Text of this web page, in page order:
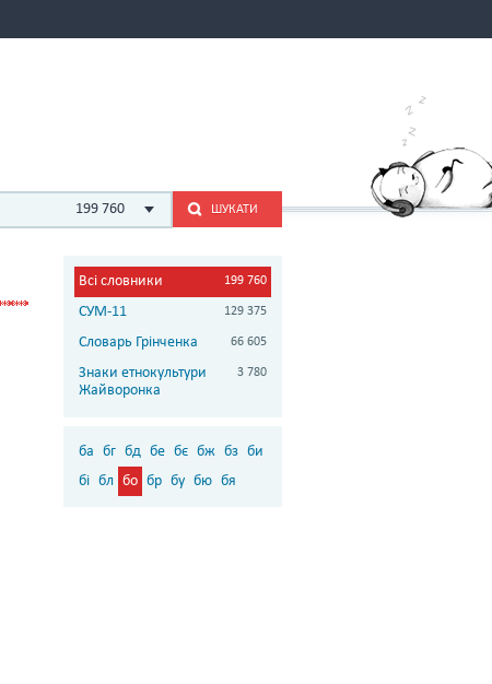
199 760 ШУКАТИ
Всі словники 199 760
СУМ-11 129 375
Словарь Грінченка 66 605
Знаки етнокультури
Жайворонка
3 780
ба бг бд бе бє бж бз би
бі бл бо бр бу бю бя